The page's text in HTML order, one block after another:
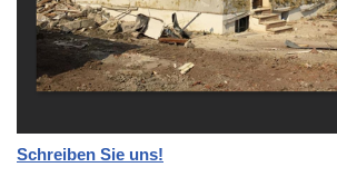
Schreiben Sie uns!